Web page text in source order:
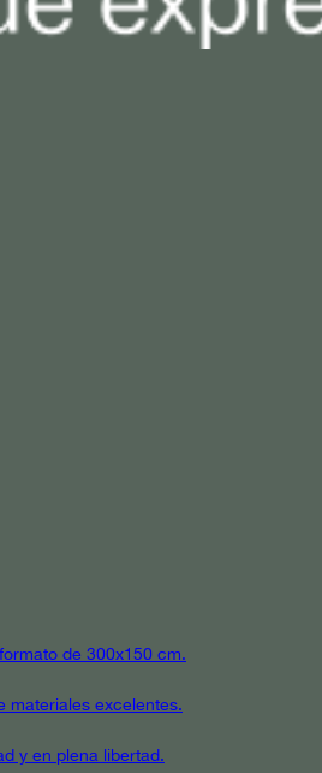
de 300x150 cm.
materiales excelentes.
y en plena libertad.